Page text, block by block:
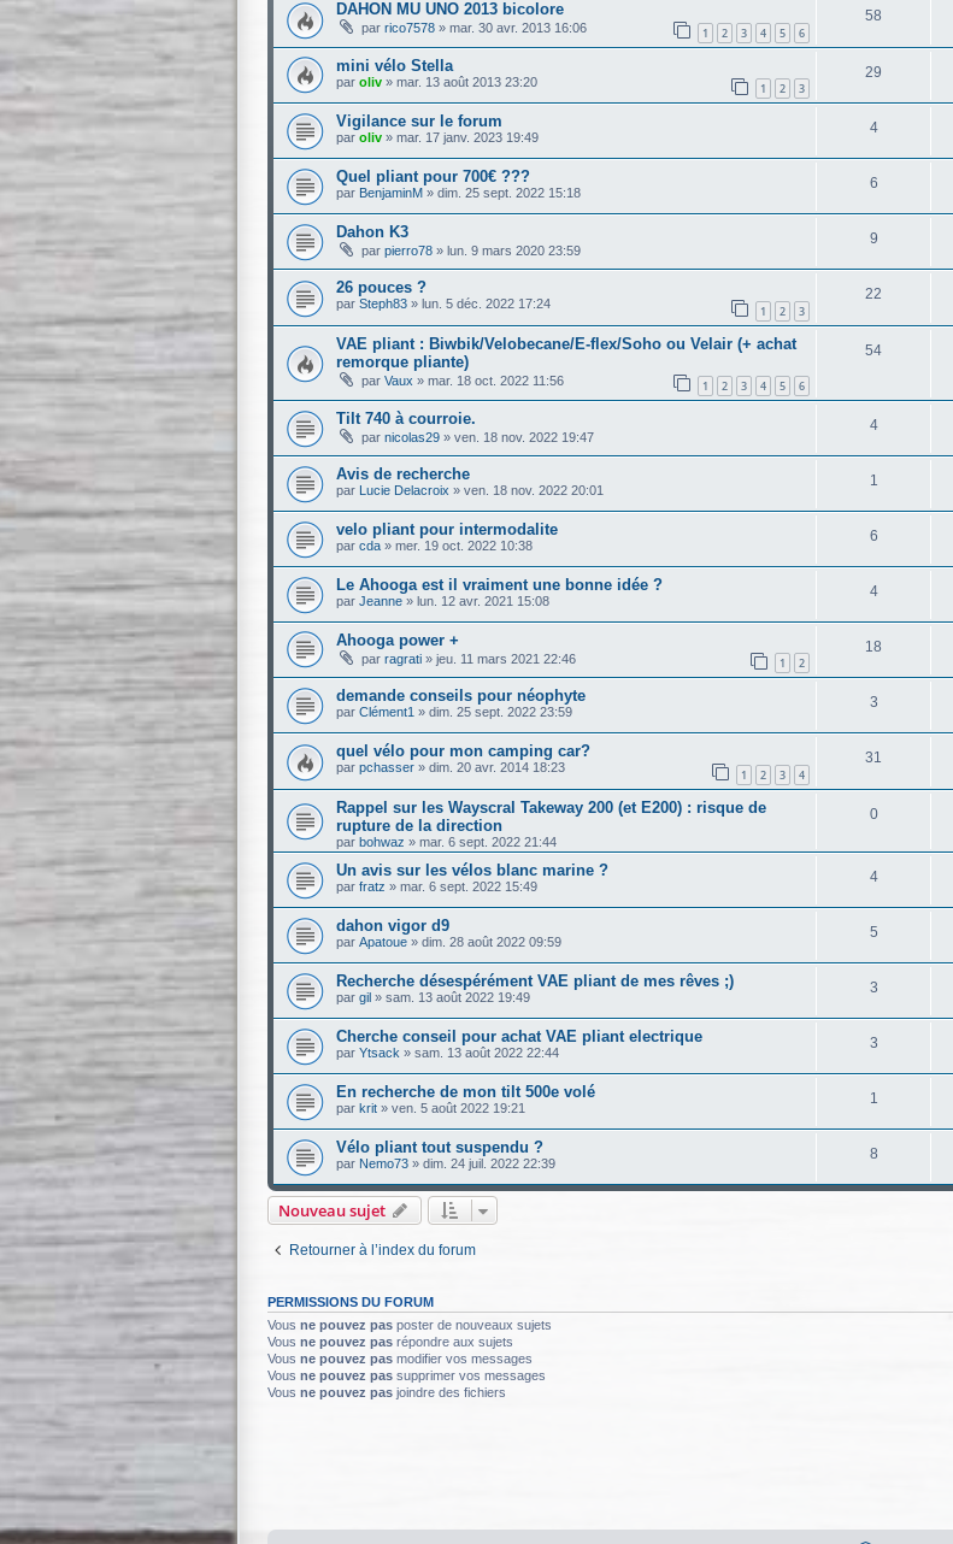
DAHON MU UNO 2013 bicolore
par rico7578 » mar. 30 avr. 2013 16:06 1 2 3 4 5 6
58
mini vélo Stella
par oliv » mar. 13 août 2013 23:20 1 2 3
29
Vigilance sur le forum
par oliv » mar. 17 janv. 2023 19:49
4
Quel pliant pour 700€ ???
par BenjaminM » dim. 25 sept. 2022 15:18
6
Dahon K3
par pierro78 » lun. 9 mars 2020 23:59
9
26 pouces ?
par Steph83 » lun. 5 déc. 2022 17:24 1 2 3
22
VAE pliant : Biwbik/Velobecane/E-flex/Soho ou Velair (+ achat
remorque pliante)
par Vaux » mar. 18 oct. 2022 11:56 1 2 3 4 5 6
54
Tilt 740 à courroie.
par nicolas29 » ven. 18 nov. 2022 19:47
4
Avis de recherche
par Lucie Delacroix » ven. 18 nov. 2022 20:01
1
velo pliant pour intermodalite
par cda » mer. 19 oct. 2022 10:38
6
Le Ahooga est il vraiment une bonne idée ?
par Jeanne » lun. 12 avr. 2021 15:08
4
Ahooga power +
par ragrati » jeu. 11 mars 2021 22:46 1 2
18
demande conseils pour néophyte
par Clément1 » dim. 25 sept. 2022 23:59
3
quel vélo pour mon camping car?
par pchasser » dim. 20 avr. 2014 18:23 1 2 3 4
31
Rappel sur les Wayscral Takeway 200 (et E200) : risque de
rupture de la direction
par bohwaz » mar. 6 sept. 2022 21:44
0
Un avis sur les vélos blanc marine ?
par fratz » mar. 6 sept. 2022 15:49
4
dahon vigor d9
par Apatoue » dim. 28 août 2022 09:59
5
Recherche désespérément VAE pliant de mes rêves ;)
par gil » sam. 13 août 2022 19:49
3
Cherche conseil pour achat VAE pliant electrique
par Ytsack » sam. 13 août 2022 22:44
3
En recherche de mon tilt 500e volé
par krit » ven. 5 août 2022 19:21
1
Vélo pliant tout suspendu ?
par Nemo73 » dim. 24 juil. 2022 22:39
8
Nouveau sujet
Retourner à l’index du forum
PERMISSIONS DU FORUM
Vous ne pouvez pas poster de nouveaux sujets
Vous ne pouvez pas répondre aux sujets
Vous ne pouvez pas modifier vos messages
Vous ne pouvez pas supprimer vos messages
Vous ne pouvez pas joindre des fichiers